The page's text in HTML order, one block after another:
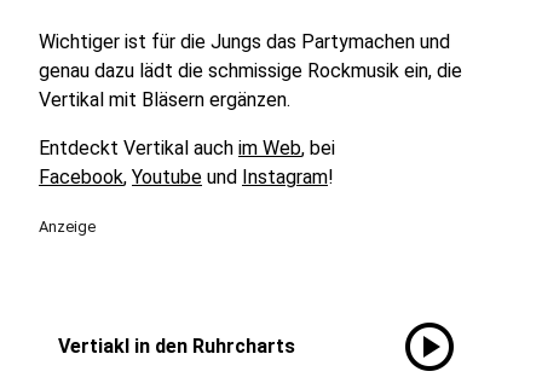
Wichtiger ist für die Jungs das Partymachen und
genau dazu lädt die schmissige Rockmusik ein, die
Vertikal mit Bläsern ergänzen.
Entdeckt Vertikal auch im Web, bei
Facebook, Youtube und Instagram!
Anzeige
Vertiakl in den Ruhrcharts play_circle